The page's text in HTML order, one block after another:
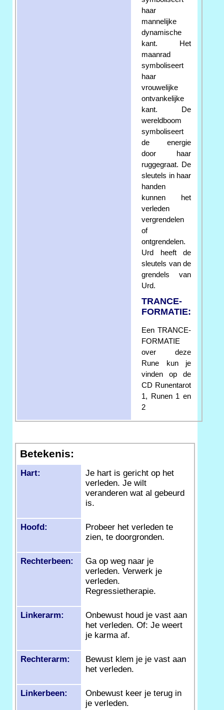
haar
mannelijke
dynamische
kant. Het
maanrad
symboliseert
haar
vrouwelijke
ontvankelijke
kant. De
wereldboom
symboliseert
de energie
door haar
ruggegraat. De
sleutels in haar
handen
kunnen het
verleden
vergrendelen
of
ontgrendelen.
Urd heeft de
sleutels van de
grendels van
Urd.
TRANCE-
FORMATIE:
Een TRANCE-
FORMATIE
over deze
Rune kun je
vinden op de
CD Runentarot
1, Runen 1 en
2
Betekenis:
Hart:
Je hart is gericht op het
verleden. Je wilt
veranderen wat al gebeurd
is.
Hoofd:
Probeer het verleden te
zien, te doorgronden.
Rechterbeen:
Ga op weg naar je
verleden. Verwerk je
verleden.
Regressietherapie.
Linkerarm:
Onbewust houd je vast aan
het verleden. Of: Je weert
je karma af.
Rechterarm:
Bewust klem je je vast aan
het verleden.
Linkerbeen:
Onbewust keer je terug in
je verleden.